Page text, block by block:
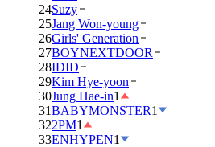
24Suzy
25Jang Won-young
26Girls' Generation
27BOYNEXTDOOR
28IDID
29Kim Hye-yoon
30Jung Hae-in1
31BABYMONSTER1
322PM1
33ENHYPEN1